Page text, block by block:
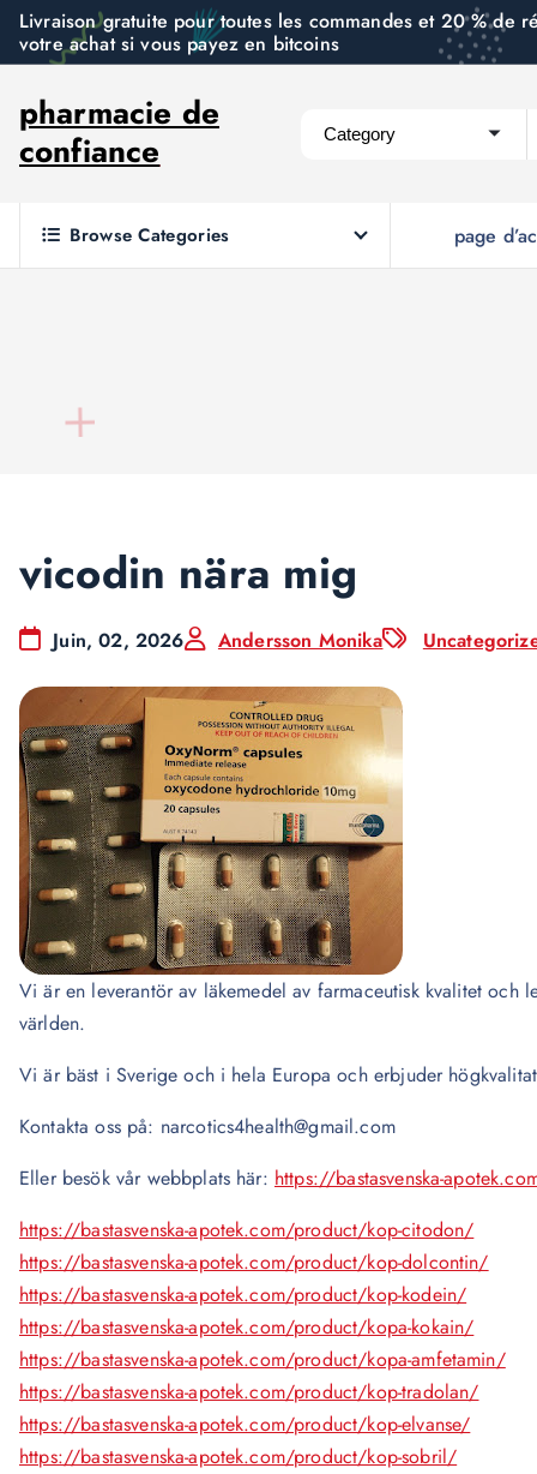
n
Livraison gratuite pour toutes les commandes et 20 % de
votre achat si vous payez en bitcoins
pharmacie de
confiance
Browse Categories page
vicodin nära mig
Juin, 02, 2026 Andersson Monika
Vi är en leverantör av läkemedel av farmaceutisk kvalitet och
världen.
Vi är bäst i Sverige och i hela Europa och erbjuder
Kontakta oss på: narcotics4health@gmail.com
Eller besök vår webbplats här: https://bastasvenska-
https://bastasvenska-apotek.com/product/kop-citodon/
https://bastasvenska-apotek.com/product/kop-dolcontin/
https://bastasvenska-apotek.com/product/kop-kodein/
https://bastasvenska-apotek.com/product/kopa-kokain/
https://bastasvenska-apotek.com/product/kopa-amfetamin/
https://bastasvenska-apotek.com/product/kop-tradolan/
https://bastasvenska-apotek.com/product/kop-elvanse/
https://bastasvenska-apotek.com/product/kop-sobril/